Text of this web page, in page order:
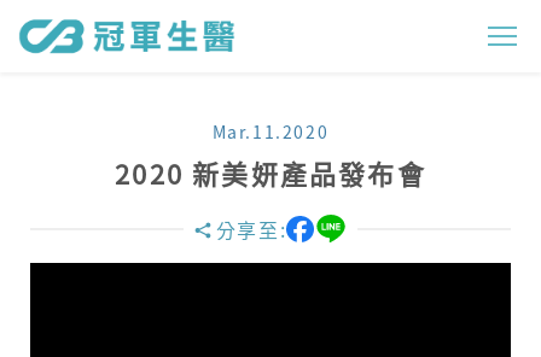
2
0
美
Mar.11.2020
2020 新美妍產品發布會
分享至: